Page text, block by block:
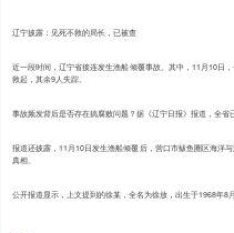
辽宁披露：见死不救的局长，已被查
近一段时间，辽宁省接连发生渔船倾覆事故。其中，11月10日
救起，其余9人失踪。
事故频发背后是否存在搞腐败问题？据《辽宁日报》报道，全省
报道还披露，11月10日发生渔船倾覆后，营口市鲅鱼圈区海洋
真相。
公开报道显示，上文提到的徐某，全名为徐放，出生于1968年8